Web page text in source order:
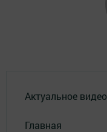
Актуальное видео
Главная